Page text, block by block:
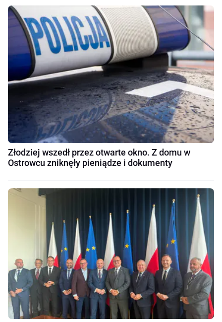
Złodziej wszedł przez otwarte okno. Z domu w
Ostrowcu zniknęły pieniądze i dokumenty